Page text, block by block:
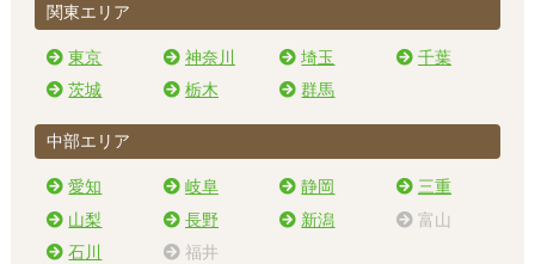
関東エリア
東京 神奈川 埼玉
千葉
茨城
栃木 群馬
中部エリア
愛知 岐阜 静岡
三重
山梨
長野 新潟
富山
石川
福井